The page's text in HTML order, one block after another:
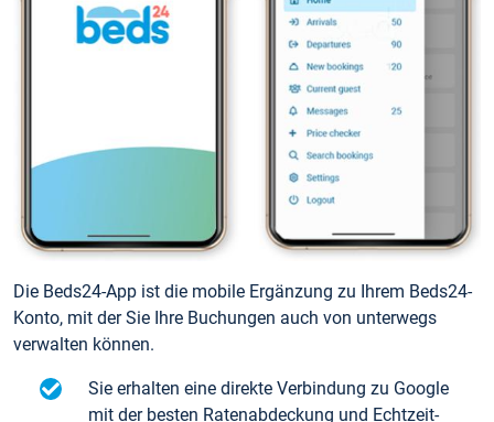
Die Beds24-App ist die mobile Ergänzung zu Ihrem Beds24-
Konto, mit der Sie Ihre Buchungen auch von unterwegs
verwalten können.
Sie erhalten eine direkte Verbindung zu Google
mit der besten Ratenabdeckung und Echtzeit-